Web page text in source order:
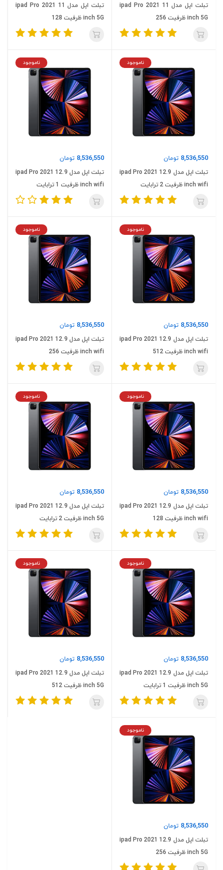
تبلت اپل مدل ipad Pro 2021 11
inch 5G ظرفیت 256
تبلت اپل مدل ipad Pro 2021 11
inch 5G ظرفیت 128
8,536,550 تومان
ناموجود
تبلت اپل مدل ipad Pro 2021 12.9
inch wifi ظرفیت 2 ترابایت
8,536,550 تومان
ناموجود
تبلت اپل مدل ipad Pro 2021 12.9
inch wifi ظرفیت 1 ترابایت
8,536,550 تومان
ناموجود
تبلت اپل مدل ipad Pro 2021 12.9
inch wifi ظرفیت 512
8,536,550 تومان
ناموجود
تبلت اپل مدل ipad Pro 2021 12.9
inch wifi ظرفیت 256
8,536,550 تومان
ناموجود
تبلت اپل مدل ipad Pro 2021 12.9
inch wifi ظرفیت 128
8,536,550 تومان
ناموجود
تبلت اپل مدل ipad Pro 2021 12.9
inch 5G ظرفیت 2 ترابایت
8,536,550 تومان
ناموجود
تبلت اپل مدل ipad Pro 2021 12.9
inch 5G ظرفیت 1 ترابایت
8,536,550 تومان
ناموجود
تبلت اپل مدل ipad Pro 2021 12.9
inch 5G ظرفیت 512
8,536,550 تومان
ناموجود
تبلت اپل مدل ipad Pro 2021 12.9
inch 5G ظرفیت 256